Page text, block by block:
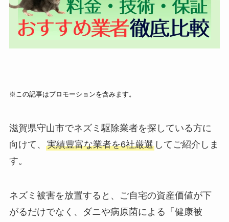
※この記事はプロモーションを含みます。
滋賀県守山市でネズミ駆除業者を探している方に
向けて、 実績豊富な業者を6社厳選してご紹介しま
す。
ネズミ被害を放置すると、ご自宅の資産価値が下
がるだけでなく、ダニや病原菌による「健康被